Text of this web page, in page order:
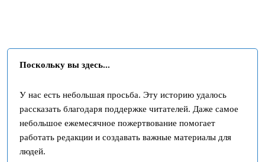
Поскольку вы здесь...
У нас есть небольшая просьба. Эту историю удалось
рассказать благодаря поддержке читателей. Даже самое
небольшое ежемесячное пожертвование помогает
работать редакции и создавать важные материалы для
людей.